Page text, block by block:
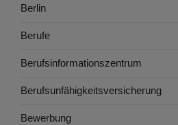
Berlin
Berufe
Berufsinformationszentrum
Berufsunfähigkeitsversicherung
Bewerbung